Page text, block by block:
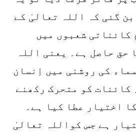
گئی کہ اللہ تعالیٰ کے
کائناتی شعبوں میں
حق حاصل ہے۔ یعنی اللہ
کی روشنی میں اِنسان
کائنات کو متحرک رکھنے
اختیار عطا کیا ہے۔
ہے جس کواللہ تعالیٰ